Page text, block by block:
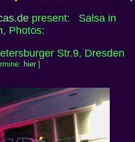
present: Salsa in
, Photos:
Str.9, Dresden
hier]